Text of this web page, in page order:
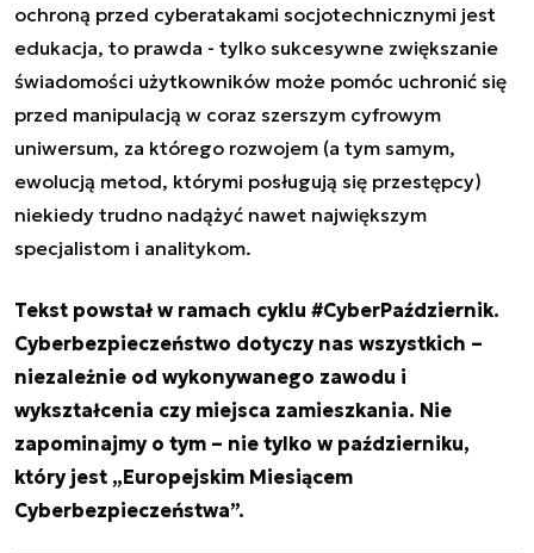
ochroną przed cyberatakami socjotechnicznymi jest
edukacja, to prawda - tylko sukcesywne zwiększanie
świadomości użytkowników może pomóc uchronić się
przed manipulacją w coraz szerszym cyfrowym
uniwersum, za którego rozwojem (a tym samym,
ewolucją metod, którymi posługują się przestępcy)
niekiedy trudno nadążyć nawet największym
specjalistom i analitykom.
Tekst powstał w ramach cyklu #CyberPaździernik.
Cyberbezpieczeństwo dotyczy nas wszystkich –
niezależnie od wykonywanego zawodu i
wykształcenia czy miejsca zamieszkania. Nie
zapominajmy o tym – nie tylko w październiku,
który jest „Europejskim Miesiącem
Cyberbezpieczeństwa”.